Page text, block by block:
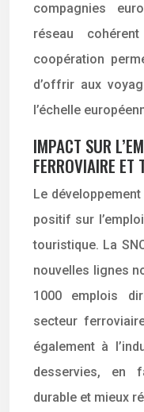
compagnies
réseau
coopération
d’offrir aux
l’échelle
IMPACT SUR
FERROVIAIRE ET
Le
positif sur
touristique. La
nouvelles lignes
1000 emplois
secteur
également à
desservies, en
durable et mieux